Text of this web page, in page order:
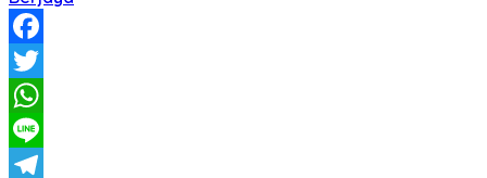
Facebook
Twitter
WhatsApp
Line